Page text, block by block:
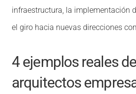
infraestructura, la implementación
el giro hacia nuevas direcciones
4 ejemplos reales de
arquitectos